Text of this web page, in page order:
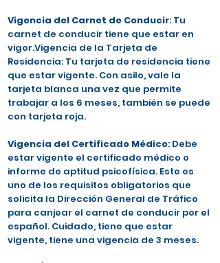
Vigencia del Carnet de Conducir: Tu
carnet de conducir tiene que estar en
vigor.Vigencia de la Tarjeta de
Residencia: Tu tarjeta de residencia tiene
que estar vigente. Con asilo, vale la
tarjeta blanca una vez que permite
trabajar a los 6 meses, también se puede
con tarjeta roja.
Vigencia del Certificado Médico: Debe
estar vigente el certificado médico o
informe de aptitud psicofísica. Este es
uno de los requisitos obligatorios que
solicita la Dirección General de Tráfico
para canjear el carnet de conducir por el
español. Cuidado, tiene que estar
vigente, tiene una vigencia de 3 meses.